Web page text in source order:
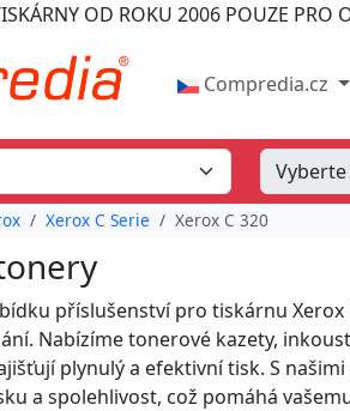
OD ROKU 2006 POUZE PRO
Compredia.cz
Xerox C Serie Xerox C 320
příslušenství pro tiskárnu
Nabízíme tonerové kazety,
plynulý a efektivní tisk. S
a spolehlivost, což pomáhá